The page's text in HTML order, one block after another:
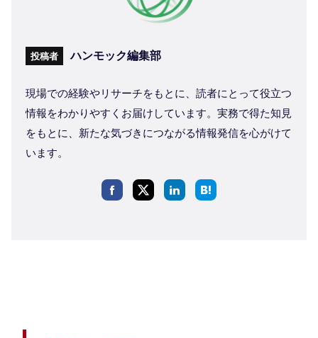
投稿者 ハンモック編集部
現場での経験やリサーチをもとに、読者にとって役立つ
情報をわかりやすくお届けしています。実務で得た知見
をもとに、新たな気づきにつながる情報発信を心がけて
います。